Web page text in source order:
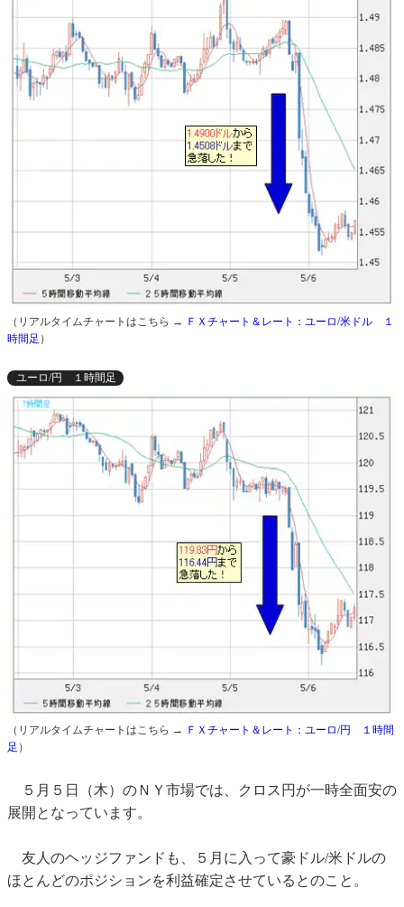
（リアルタイムチャートはこちら → ＦＸチャート＆レート：ユーロ/米ドル １
時間足 ）
ユーロ/円 １時間足
（リアルタイムチャートはこちら → ＦＸチャート＆レート：ユーロ/円 １時間
足 ）
５月５日（木）のＮＹ市場では、クロス円が一時全面安の
展開となっています。
友人のヘッジファンドも、５月に入って豪ドル/米ドルの
ほとんどのポジションを利益確定させているとのこと。